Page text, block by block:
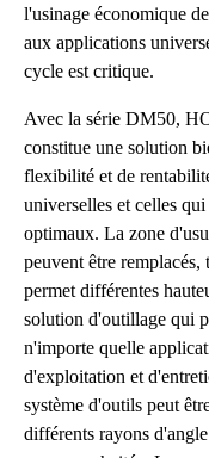
l'usinage économique
aux applications
cycle est critique.
Avec la série DM50,
constitue une solution
flexibilité et de
universelles et celles
optimaux. La zone
peuvent être
permet différentes
solution d'outillage qui
n'importe quelle
d'exploitation et
système d'outils peut
différents rayons